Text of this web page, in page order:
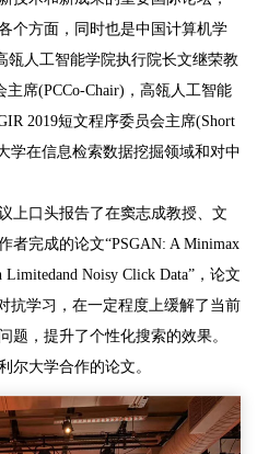
个方面，同时也是中国计算机学
瓴人工智能学院执行院长文继荣教
席(PCCo-Chair)，高瓴人工智能
2019短文程序委员会主席(Short
学在信息检索数据挖掘领域和对中
上口头报告了在窦志成教授、文
者完成的论文“PSGAN: A Minimax
Limitedand Noisy Click Data”，论文
抗学习，在一定程度上缓解了当前
题，提升了个性化搜索的效果。
尔大学合作的论文。